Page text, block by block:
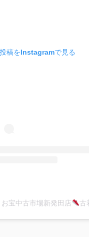
稿をInstagramで見る
お宝中古市場新発田店 古